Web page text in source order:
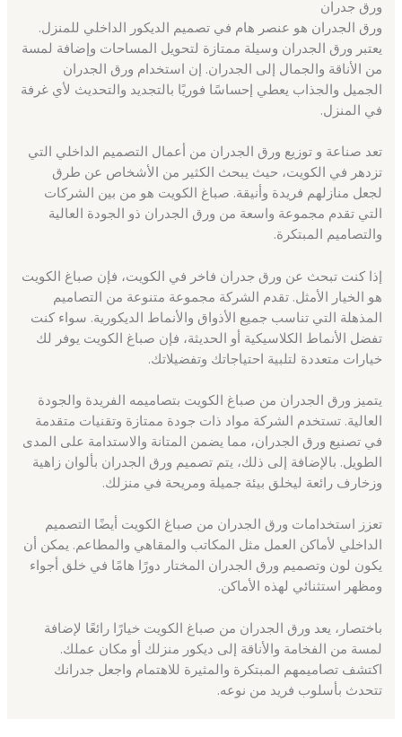
ورق جدران
ورق الجدران هو عنصر هام في تصميم الديكور الداخلي للمنزل.
يعتبر ورق الجدران وسيلة ممتازة لتحويل المساحات وإضافة لمسة
من الأناقة والجمال إلى الجدران. إن استخدام ورق الجدران
الجميل والجذاب يعطي إحساسًا فوريًا بالتجديد والتحديث لأي غرفة
في المنزل.
تعد صناعة و توزيع ورق الجدران من أعمال التصميم الداخلي التي
تزدهر في الكويت، حيث يبحث الكثير من الأشخاص عن طرق
لجعل منازلهم فريدة وأنيقة. صباغ الكويت هو من بين الشركات
التي تقدم مجموعة واسعة من ورق الجدران ذو الجودة العالية
والتصاميم المبتكرة.
إذا كنت تبحث عن ورق جدران فاخر في الكويت، فإن صباغ الكويت
هو الخيار الأمثل. تقدم الشركة مجموعة متنوعة من التصاميم
المذهلة التي تناسب جميع الأذواق والأنماط الديكورية. سواء كنت
تفضل الأنماط الكلاسيكية أو الحديثة، فإن صباغ الكويت يوفر لك
خيارات متعددة لتلبية احتياجاتك وتفضيلاتك.
يتميز ورق الجدران من صباغ الكويت بتصاميمه الفريدة والجودة
العالية. تستخدم الشركة مواد ذات جودة ممتازة وتقنيات متقدمة
في تصنيع ورق الجدران، مما يضمن المتانة والاستدامة على المدى
الطويل. بالإضافة إلى ذلك، يتم تصميم ورق الجدران بألوان زاهية
وزخارف رائعة ليخلق بيئة جميلة ومريحة في منزلك.
تعزز استخدامات ورق الجدران من صباغ الكويت أيضًا التصميم
الداخلي لأماكن العمل مثل المكاتب والمقاهي والمطاعم. يمكن أن
يكون لون وتصميم ورق الجدران المختار دورًا هامًا في خلق أجواء
ومظهر استثنائي لهذه الأماكن.
باختصار، يعد ورق الجدران من صباغ الكويت خيارًا رائعًا لإضافة
لمسة من الفخامة والأناقة إلى ديكور منزلك أو مكان عملك.
اكتشف تصاميمهم المبتكرة والمثيرة للاهتمام واجعل جدرانك
تتحدث بأسلوب فريد من نوعه.